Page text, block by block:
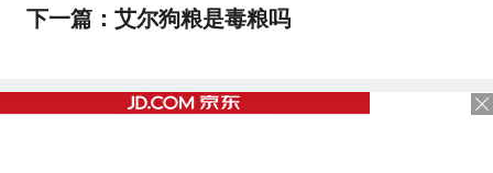
下一篇： 艾尔狗粮是毒粮吗